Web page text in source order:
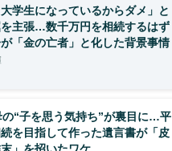
大学生になっているからダメ」と
主張…数千万円を相続するはず
「金の亡者」と化した背景事情
の“子を思う気持ち”が裏目に…平
を目指して作った遺言書が「皮
」を招いたワケ